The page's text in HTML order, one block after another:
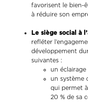
favorisent le bien-
à réduire son
Le siège social à
refléter
développement
suivantes :
un
un système
qui permet
20 % de sa